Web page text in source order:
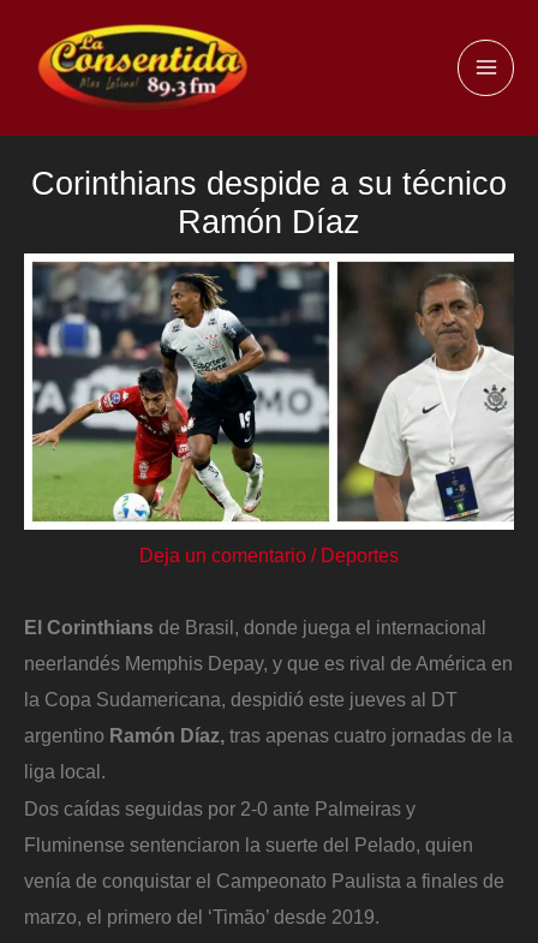
contenido
Corinthians despide a su técnico
Ramón Díaz
Deja un comentario / Deportes
El Corinthians de Brasil, donde juega el internacional
neerlandés Memphis Depay, y que es rival de América en
la Copa Sudamericana, despidió este jueves al DT
argentino Ramón Díaz, tras apenas cuatro jornadas de la
liga local.
Dos caídas seguidas por 2-0 ante Palmeiras y
Fluminense sentenciaron la suerte del Pelado, quien
venía de conquistar el Campeonato Paulista a finales de
marzo, el primero del ‘Timão’ desde 2019.